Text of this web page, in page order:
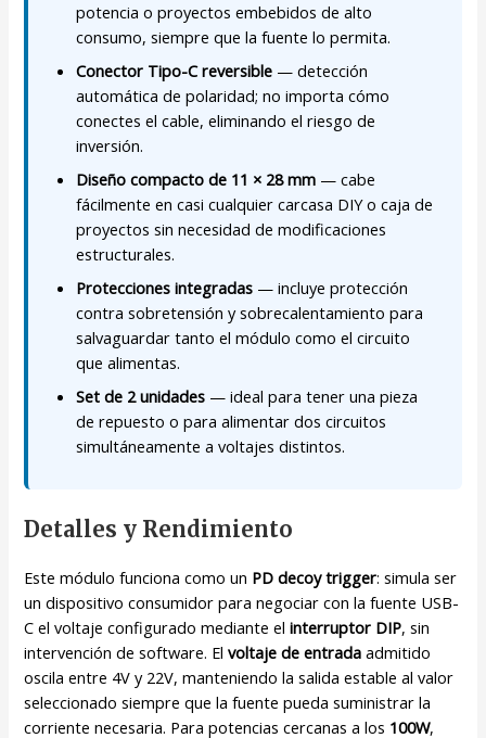
potencia o proyectos embebidos de alto
consumo, siempre que la fuente lo permita.
Conector Tipo-C reversible — detección
automática de polaridad; no importa cómo
conectes el cable, eliminando el riesgo de
inversión.
Diseño compacto de 11 × 28 mm — cabe
fácilmente en casi cualquier carcasa DIY o caja de
proyectos sin necesidad de modificaciones
estructurales.
Protecciones integradas — incluye protección
contra sobretensión y sobrecalentamiento para
salvaguardar tanto el módulo como el circuito
que alimentas.
Set de 2 unidades — ideal para tener una pieza
de repuesto o para alimentar dos circuitos
simultáneamente a voltajes distintos.
Detalles y Rendimiento
Este módulo funciona como un PD decoy trigger: simula ser
un dispositivo consumidor para negociar con la fuente USB-
C el voltaje configurado mediante elinterruptor DIP, sin
intervención de software. Elvoltaje de entrada admitido
oscila entre 4V y 22V, manteniendo la salida estable al valor
seleccionado siempre que la fuente pueda suministrar la
corriente necesaria. Para potencias cercanas a los 100W,